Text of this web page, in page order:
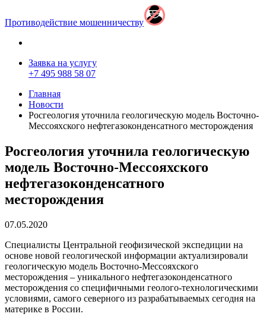
Противодействие мошенничеству
Заявка на услугу
+7 495 988 58 07
Главная
Новости
Росгеология уточнила геологическую модель Восточно-
Мессояхского нефтегазоконденсатного месторождения
Росгеология уточнила геологическую
модель Восточно-Мессояхского
нефтегазоконденсатного
месторождения
07.05.2020
Специалисты Центральной геофизической экспедиции на
основе новой геологической информации актуализировали
геологическую модель Восточно-Мессояхского
месторождения – уникального нефтегазоконденсатного
месторождения со специфичными геолого-технологическими
условиями, самого северного из разрабатываемых сегодня на
материке в России.